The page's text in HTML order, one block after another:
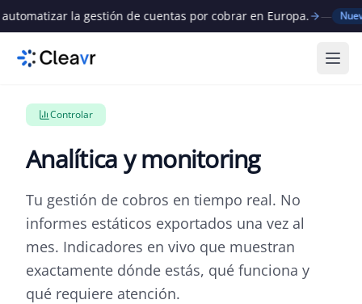
la gestión de cuentas por cobrar en Europa. — Nuevo
Controlar
Analítica y monitoring
Tu gestión de cobros en tiempo real. No
informes estáticos exportados una vez al
mes. Indicadores en vivo que muestran
exactamente dónde estás, qué funciona y
qué requiere atención.